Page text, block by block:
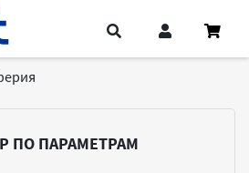
ПО ПАРАМЕТРАМ